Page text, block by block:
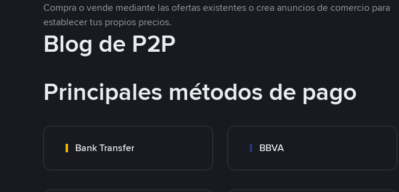
Compra o vende mediante las ofertas existentes o crea anuncios de comercio para
establecer tus propios precios.
Blog de P2P
Principales métodos de pago
Bank Transfer BBVA